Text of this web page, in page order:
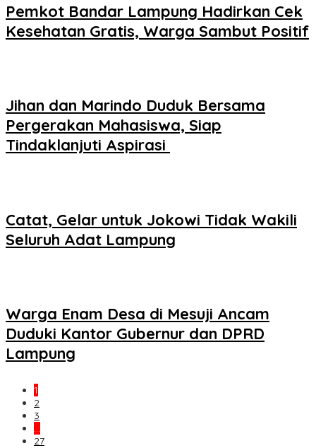
Pemkot Bandar Lampung Hadirkan Cek
Kesehatan Gratis, Warga Sambut Positif
Jihan dan Marindo Duduk Bersama
Pergerakan Mahasiswa, Siap
Tindaklanjuti Aspirasi
Catat, Gelar untuk Jokowi Tidak Wakili
Seluruh Adat Lampung
Warga Enam Desa di Mesuji Ancam
Duduki Kantor Gubernur dan DPRD
Lampung
1
2
3
…
27